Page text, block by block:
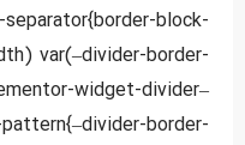
block-
var(–divider-border-
widget-divider–
border-